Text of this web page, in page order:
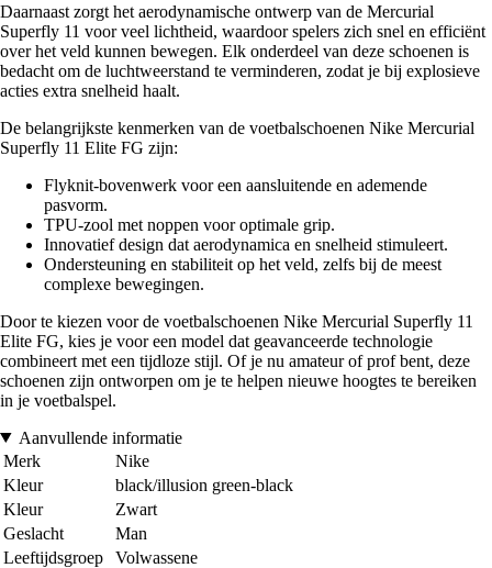
Daarnaast zorgt het aerodynamische ontwerp van de Mercurial
Superfly 11 voor veel lichtheid, waardoor spelers zich snel en efficiënt
over het veld kunnen bewegen. Elk onderdeel van deze schoenen is
bedacht om de luchtweerstand te verminderen, zodat je bij explosieve
acties extra snelheid haalt.
De belangrijkste kenmerken van de voetbalschoenen Nike Mercurial
Superfly 11 Elite FG zijn:
Flyknit-bovenwerk voor een aansluitende en ademende
pasvorm.
TPU-zool met noppen voor optimale grip.
Innovatief design dat aerodynamica en snelheid stimuleert.
Ondersteuning en stabiliteit op het veld, zelfs bij de meest
complexe bewegingen.
Door te kiezen voor de voetbalschoenen Nike Mercurial Superfly 11
Elite FG, kies je voor een model dat geavanceerde technologie
combineert met een tijdloze stijl. Of je nu amateur of prof bent, deze
schoenen zijn ontworpen om je te helpen nieuwe hoogtes te bereiken
in je voetbalspel.
Aanvullende informatie
Merk
Nike
Kleur
black/illusion green-black
Kleur
Zwart
Geslacht
Man
Leeftijdsgroep
Volwassene